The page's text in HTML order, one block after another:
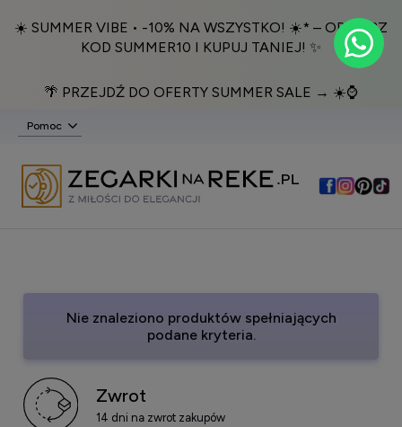
☀️ SUMMER VIBE • -10% NA WSZYSTKO! ☀️* – ODBIERZ
KOD SUMMER10 I KUPUJ TANIEJ! ✨
🌴 PRZEJDŹ DO OFERTY SUMMER SALE → ☀️⌚️
Pomoc
Nie znaleziono produktów spełniających
podane kryteria.
Zwrot
14 dni na zwrot zakupów